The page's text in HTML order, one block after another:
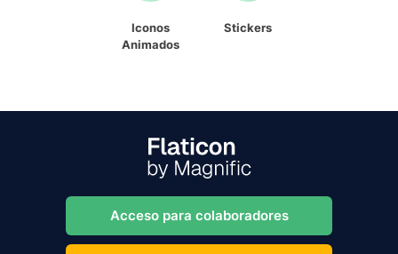
Iconos
Animados
Stickers
Acceso para colaboradores